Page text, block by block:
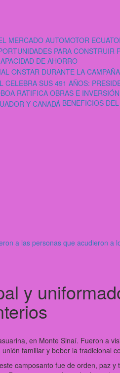
DE AHORRO
RATIFICA OBRAS E
BENEFICIOS
a las personas que acudieron a
y
en Monte Sinaí. Fueron a
familiar y beber la tradicional
camposanto fue de orden, paz y